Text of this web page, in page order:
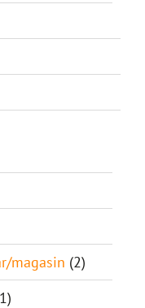
magasin (2)